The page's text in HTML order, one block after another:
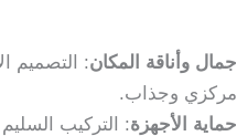
جمال وأناقة المكان: التصميم
مركزي وجذاب.
حماية الأجهزة: التركيب